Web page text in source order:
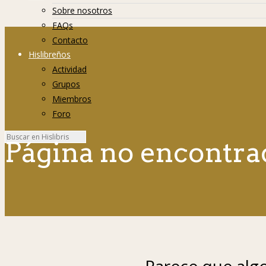
Sobre nosotros
FAQs
Contacto
Hislibreños
Actividad
Grupos
Miembros
Foro
Página no